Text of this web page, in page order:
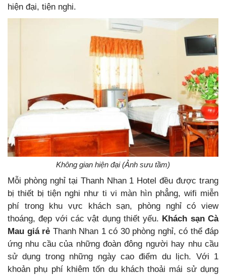
hiện đại, tiện nghi.
Không gian hiện đại (Ảnh sưu tầm)
Mỗi phòng nghỉ tại Thanh Nhan 1 Hotel đều được trang
bị thiết bị tiện nghi như ti vi màn hìn phẳng, wifi miễn
phí trong khu vực khách sạn, phòng nghỉ có view
thoáng, đẹp với các vật dụng thiết yếu. Khách sạn Cà
Mau giá rẻ Thanh Nhan 1 có 30 phòng nghỉ, có thể đáp
ứng nhu cầu của những đoàn đông người hay nhu cầu
sử dụng trong những ngày cao điểm du lịch. Với 1
khoản phụ phí khiêm tốn du khách thoải mái sử dụng